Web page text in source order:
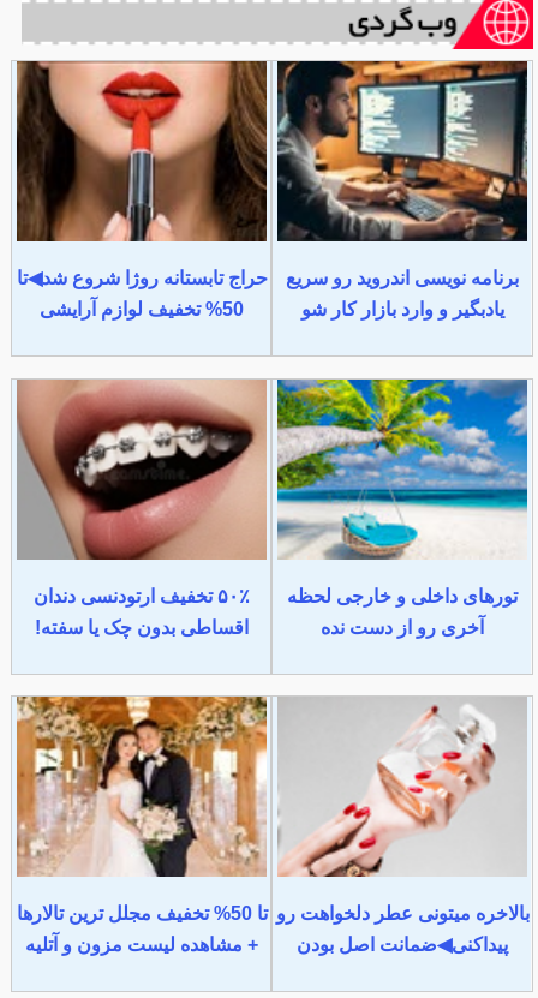
برنامه نویسی اندروید رو سریع
یادبگیر و وارد بازار کار شو
حراج تابستانه روژا شروع شد◀تا
50% تخفیف لوازم آرایشی
تورهای داخلی و خارجی لحظه
آخری رو از دست نده
۵۰٪ تخفیف ارتودنسی دندان
اقساطی بدون چک یا سفته!
بالاخره میتونی عطر دلخواهت رو
پیداکنی◀ضمانت اصل بودن
تا 50% تخفیف مجلل ترین تالارها
+ مشاهده لیست مزون و آتلیه